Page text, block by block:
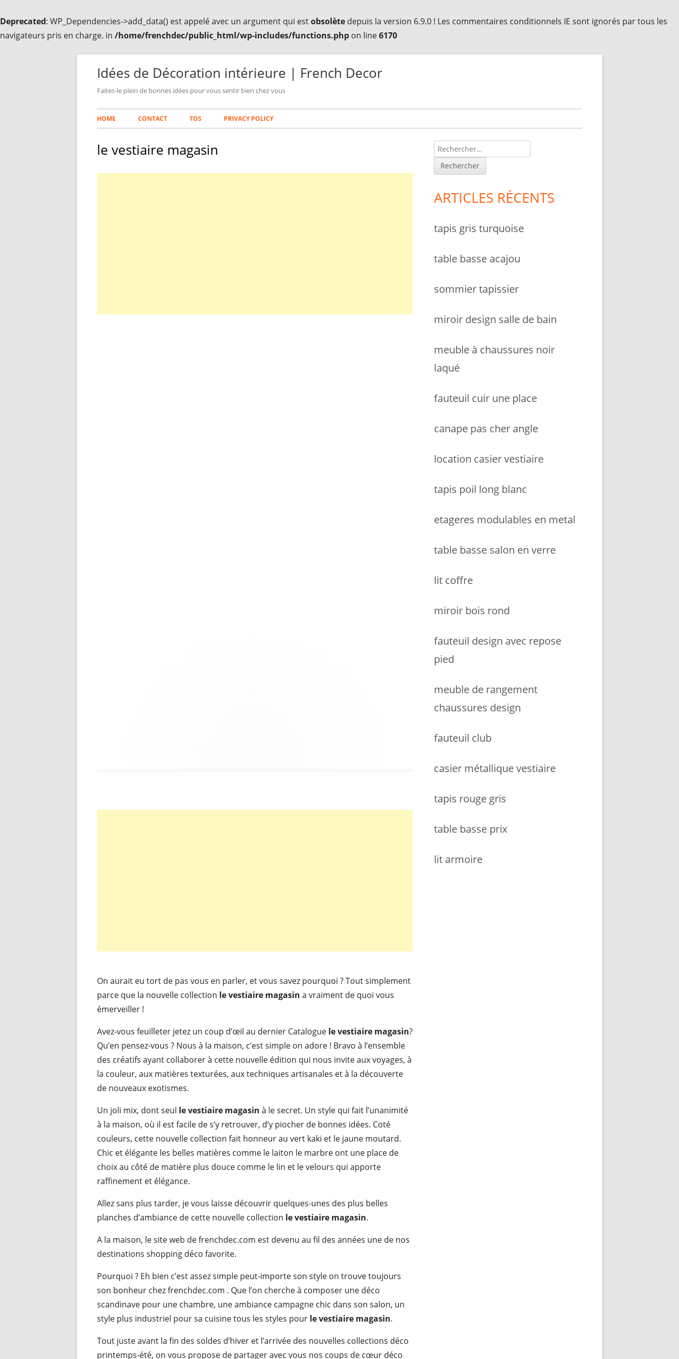
Deprecated: WP_Dependencies->add_data() est appelé avec un argument qui estobsolète depuis la version 6.9.0 ! Les commentaires conditionnels IE sont ignorés par tous les
navigateurs pris en charge. in /home/frenchdec/public_html/wp-includes/functions.php on line6170
Idées de Décoration intérieure | French Decor
Faites-le plein de bonnes idées pour vous sentir bien chez vous
Menu
principal
HOME CONTACT TOS PRIVACY POLICY
le vestiaire magasin
On aurait eu tort de pas vous en parler, et vous savez pourquoi ? Tout simplement
parce que la nouvelle collection le vestiaire magasin a vraiment de quoi vous
émerveiller !
Avez-vous feuilleter jetez un coup d’œil au dernier Catalogue le vestiaire magasin?
Qu’en pensez-vous ? Nous à la maison, c’est simple on adore ! Bravo à l’ensemble
des créatifs ayant collaborer à cette nouvelle édition qui nous invite aux voyages, à
la couleur, aux matières texturées, aux techniques artisanales et à la découverte
de nouveaux exotismes.
Un joli mix, dont seul le vestiaire magasin à le secret. Un style qui fait l’unanimité
à la maison, où il est facile de s’y retrouver, d’y piocher de bonnes idées. Coté
couleurs, cette nouvelle collection fait honneur au vert kaki et le jaune moutard.
Chic et élégante les belles matières comme le laiton le marbre ont une place de
choix au côté de matière plus douce comme le lin et le velours qui apporte
raffinement et élégance.
Allez sans plus tarder, je vous laisse découvrir quelques-unes des plus belles
planches d’ambiance de cette nouvelle collection le vestiaire magasin.
A la maison, le site web de frenchdec.com est devenu au fil des années une de nos
destinations shopping déco favorite.
Pourquoi ? Eh bien c’est assez simple peut-importe son style on trouve toujours
son bonheur chez frenchdec.com . Que l’on cherche à composer une déco
scandinave pour une chambre, une ambiance campagne chic dans son salon, un
style plus industriel pour sa cuisine tous les styles pour le vestiaire magasin.
Tout juste avant la fin des soldes d’hiver et l’arrivée des nouvelles collections déco
printemps-été, on vous propose de partager avec vous nos coups de cœur déco
Colonne
latérale
principale
R
e
c
e
h
r
:
ARTICLES RÉCENTS
tapis gris turquoise
table basse acajou
sommier tapissier
miroir design salle de bain
meuble à chaussures noir
laqué
fauteuil cuir une place
canape pas cher angle
location casier vestiaire
tapis poil long blanc
etageres modulables en metal
table basse salon en verre
lit coffre
miroir bois rond
fauteuil design avec repose
pied
meuble de rangement
chaussures design
fauteuil club
casier métallique vestiaire
tapis rouge gris
table basse prix
lit armoire